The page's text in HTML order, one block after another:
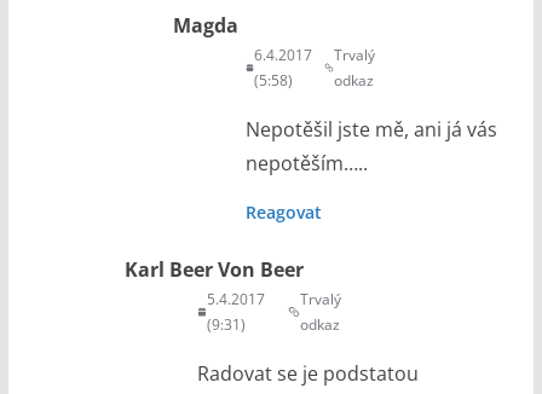
Magda
6.4.2017
(5:58)
Trvalý
odkaz
Nepotěšil jste mě, ani já vás
nepotěším…..
Reagovat
Karl Beer Von Beer
5.4.2017
(9:31)
Trvalý
odkaz
Radovat se je podstatou